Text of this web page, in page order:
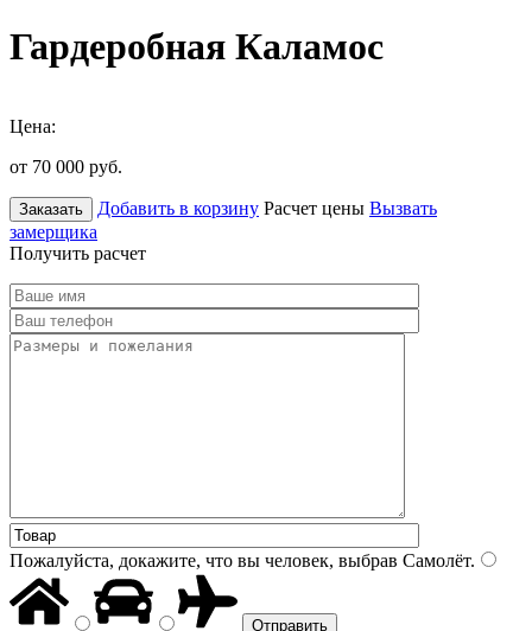
Гардеробная Каламос
Цена:
от 70 000 руб.
Заказать Добавить в корзину Расчет цены Вызвать
замерщика
Получить расчет
Пожалуйста, докажите, что вы человек, выбрав Самолёт.